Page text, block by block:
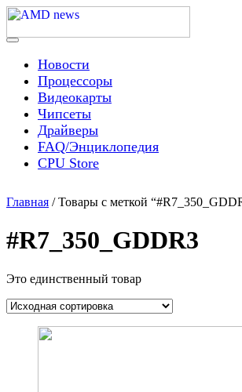
Skip
content
AMD news
Menu
Новости
Процессоры
Видеокарты
Чипсеты
Драйверы
FAQ/Энциклопедия
CPU Store
Главная / Товары с меткой
#R7_350_GDDR3
Это единственный товар